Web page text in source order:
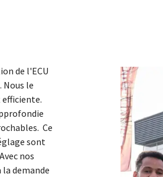
de l'ECU
Nous le
efficiente.
Ce
sont
nos
demande